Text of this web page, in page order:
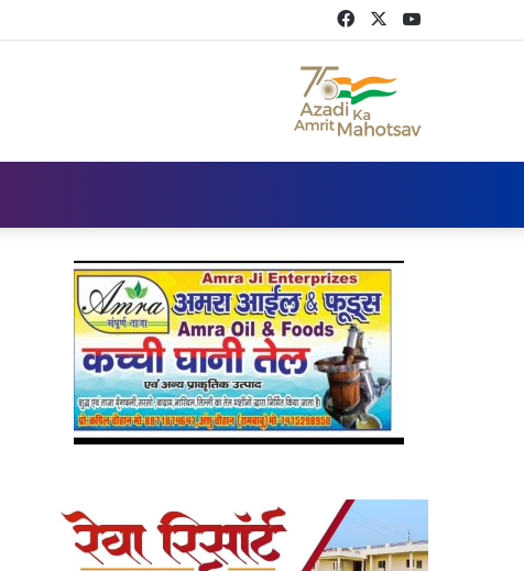
Twitter
Facebook